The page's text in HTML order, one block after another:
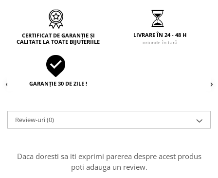
CERTIFICAT DE GARANȚIE ȘI
CALITATE LA TOATE BIJUTERIILE
LIVRARE ÎN 24 - 48 H
oriunde în țară
GARANȚIE 30 DE ZILE !
Review-uri(0)
Daca doresti sa iti exprimi parerea despre acest produs
poti adauga un review.